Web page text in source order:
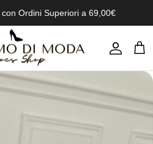
con Ordini Superiori a 69,00€
Account